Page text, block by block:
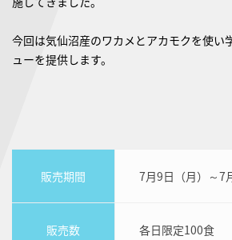
今回は気仙沼産のワカメとアカモクを使い
ューを提供します。
販売期間 7月9日（月）～7
販売数 各日限定100食